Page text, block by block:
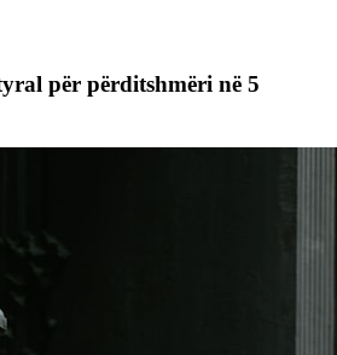
për përditshmëri në 5